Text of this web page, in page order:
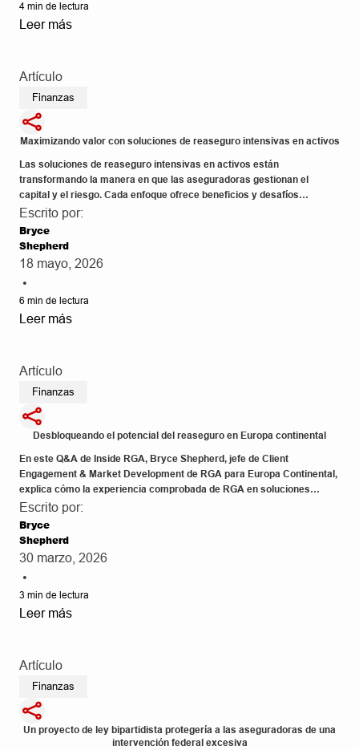
4 min de lectura
Leer más
Artículo
Finanzas
Maximizando valor con soluciones de reaseguro intensivas en activos
Las soluciones de reaseguro intensivas en activos están
transformando la manera en que las aseguradoras gestionan el
capital y el riesgo. Cada enfoque ofrece beneficios y desafíos
específicos, por lo que es fundamental contar con un socio de
reaseguro con experiencia que pueda brindar orientación experta y
entregar la solución óptima adaptada a las necesidades de la
aseguradora.
Escrito por:
Bryce
Shepherd
18 mayo, 2026
•
6 min de lectura
Leer más
Artículo
Finanzas
Desbloqueando el potencial del reaseguro en Europa continental
En este Q&A de Inside RGA, Bryce Shepherd, jefe de Client
Engagement & Market Development de RGA para Europa Continental,
explica cómo la experiencia comprobada de RGA en soluciones
basadas en activos está generando oportunidades únicas en el
emergente mercado de reaseguro de Europa Continental.
Escrito por:
Bryce
Shepherd
30 marzo, 2026
•
3 min de lectura
Leer más
Artículo
Finanzas
Un proyecto de ley bipartidista protegería a las aseguradoras de una
intervención federal excesiva